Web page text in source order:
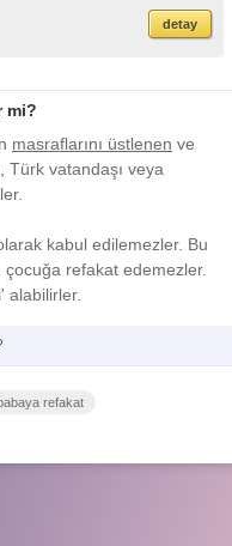
detay
mi?
masraflarını üstlenen ve
vatandaşı veya
kabul edilemezler. Bu
refakat edemezler.
alabilirler.
refakat